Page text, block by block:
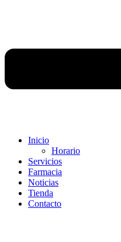
Inicio
Horario
Servicios
Farmacia
Noticias
Tienda
Contacto